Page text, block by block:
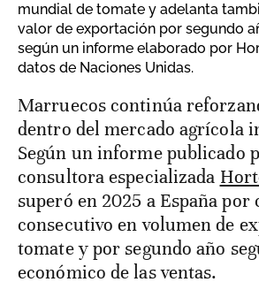
mundial de tomate y adelanta
valor de exportación por segundo
según un informe elaborado por
datos de Naciones Unidas.
Marruecos continúa reforzando su posición
dentro del mercado agrícola
Según un informe publicado
consultora especializada
superó en 2025 a España por
consecutivo en volumen de
tomate y por segundo año
económico de las ventas.